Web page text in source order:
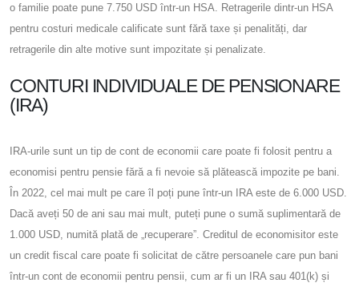
o familie poate pune 7.750 USD într-un HSA. Retragerile dintr-un HSA
pentru costuri medicale calificate sunt fără taxe și penalități, dar
retragerile din alte motive sunt impozitate și penalizate.
CONTURI INDIVIDUALE DE PENSIONARE
(IRA)
IRA-urile sunt un tip de cont de economii care poate fi folosit pentru a
economisi pentru pensie fără a fi nevoie să plătească impozite pe bani.
În 2022, cel mai mult pe care îl poți pune într-un IRA este de 6.000 USD.
Dacă aveți 50 de ani sau mai mult, puteți pune o sumă suplimentară de
1.000 USD, numită plată de „recuperare”. Creditul de economisitor este
un credit fiscal care poate fi solicitat de către persoanele care pun bani
într-un cont de economii pentru pensii, cum ar fi un IRA sau 401(k) și